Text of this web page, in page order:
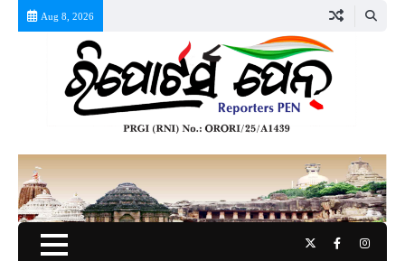
Aug 8, 2026
TwitterFacebook